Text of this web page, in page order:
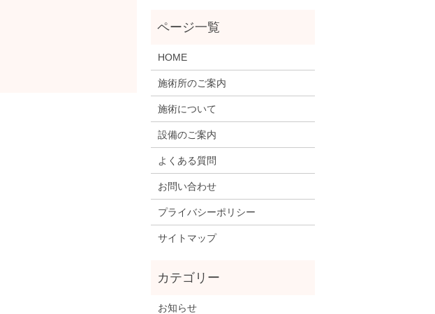
HOME
施術所のご案内
施術について
設備のご案内
よくある質問
お問い合わせ
プライバシーポリシー
サイトマップ
お知らせ